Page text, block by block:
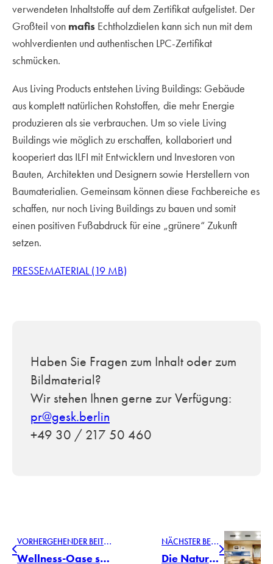
verwendeten Inhaltstoffe auf dem Zertifikat aufgelistet. Der
Großteil von mafis Echtholzdielen kann sich nun mit dem
wohlverdienten und authentischen LPC-Zertifikat
schmücken.
Aus Living Products entstehen Living Buildings: Gebäude
aus komplett natürlichen Rohstoffen, die mehr Energie
produzieren als sie verbrauchen. Um so viele Living
Buildings wie möglich zu erschaffen, kollaboriert und
kooperiert das ILFI mit Entwicklern und Investoren von
Bauten, Architekten und Designern sowie Herstellern von
Baumaterialien. Gemeinsam können diese Fachbereiche es
schaffen, nur noch Living Buildings zu bauen und somit
einen positiven Fußabdruck für eine „grünere“ Zukunft
setzen.
PRESSEMATERIAL (19 MB)
Haben Sie Fragen zum Inhalt oder zum
Bildmaterial?
Wir stehen Ihnen gerne zur Verfügung:
pr@gesk.berlin
+49 30 / 217 50 460
V
ORHERGEHENDER BEITRAG
Wellness-Oase statt Badezimmer: die Echtholzdielen von mafi im Bad
N
ÄCHSTER BEITRAG
Die Natur zu Hause erleben – mit den Echtholzdielen von mafi für Boden und Wand